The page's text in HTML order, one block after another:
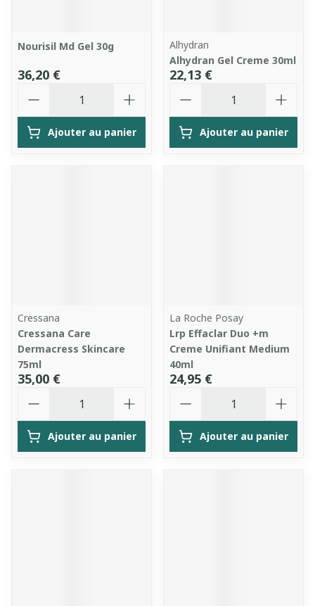
Nourisil Md Gel 30g
36,20 €
Ajouter au panier
Alhydran
Alhydran Gel Creme 30ml
22,13 €
Ajouter au panier
Cressana
Cressana Care
Dermacress Skincare
75ml
35,00 €
Ajouter au panier
La Roche Posay
Lrp Effaclar Duo +m
Creme Unifiant Medium
40ml
24,95 €
Ajouter au panier